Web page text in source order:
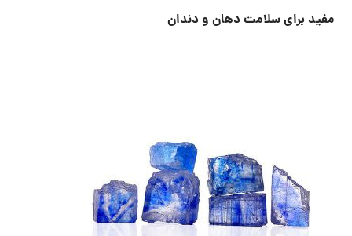
مفید برای سلامت دهان و دندان